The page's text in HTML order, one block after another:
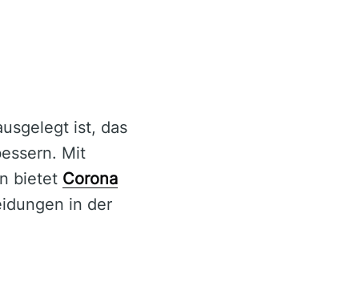
ist, das
Mit
bietet Corona
in der